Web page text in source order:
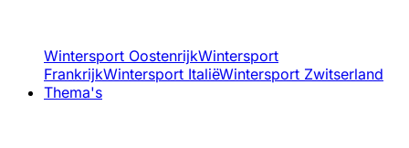
Wintersport OostenrijkWintersport
FrankrijkWintersport ItaliëWintersport Zwitserland
Thema's